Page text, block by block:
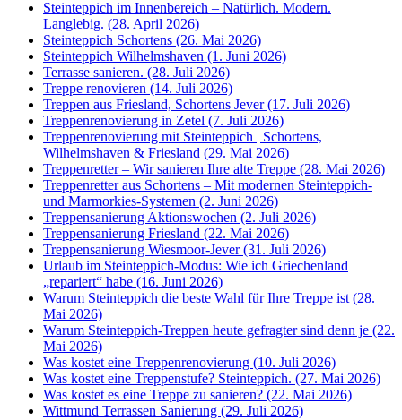
Steinteppich im Innenbereich – Natürlich. Modern.
Langlebig. (28. April 2026)
Steinteppich Schortens (26. Mai 2026)
Steinteppich Wilhelmshaven (1. Juni 2026)
Terrasse sanieren. (28. Juli 2026)
Treppe renovieren (14. Juli 2026)
Treppen aus Friesland, Schortens Jever (17. Juli 2026)
Treppenrenovierung in Zetel (7. Juli 2026)
Treppenrenovierung mit Steinteppich | Schortens,
Wilhelmshaven & Friesland (29. Mai 2026)
Treppenretter – Wir sanieren Ihre alte Treppe (28. Mai 2026)
Treppenretter aus Schortens – Mit modernen Steinteppich-
und Marmorkies-Systemen (2. Juni 2026)
Treppensanierung Aktionswochen (2. Juli 2026)
Treppensanierung Friesland (22. Mai 2026)
Treppensanierung Wiesmoor-Jever (31. Juli 2026)
Urlaub im Steinteppich-Modus: Wie ich Griechenland
„repariert“ habe (16. Juni 2026)
Warum Steinteppich die beste Wahl für Ihre Treppe ist (28.
Mai 2026)
Warum Steinteppich-Treppen heute gefragter sind denn je (22.
Mai 2026)
Was kostet eine Treppenrenovierung (10. Juli 2026)
Was kostet eine Treppenstufe? Steinteppich. (27. Mai 2026)
Was kostet es eine Treppe zu sanieren? (22. Mai 2026)
Wittmund Terrassen Sanierung (29. Juli 2026)